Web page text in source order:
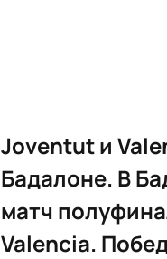
Joventut и
Бадалоне. В
матч
Valencia.